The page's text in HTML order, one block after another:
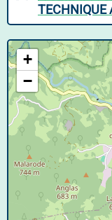
TECHNIQUE
+
−